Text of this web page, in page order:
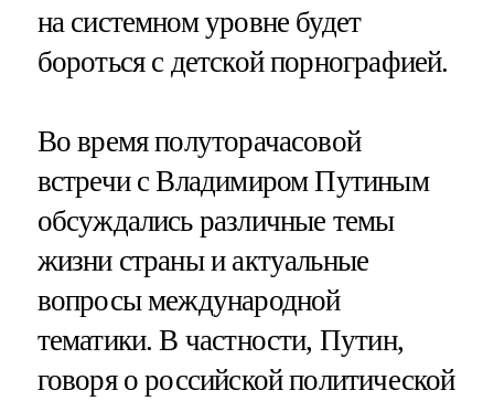
на системном уровне будет
бороться с детской порнографией.
Во время полуторачасовой
встречи с Владимиром Путиным
обсуждались различные темы
жизни страны и актуальные
вопросы международной
тематики. В частности, Путин,
говоря о российской политической